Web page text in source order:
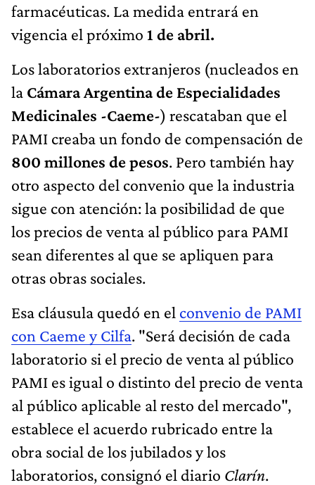
farmacéuticas. La medida entrará en
vigencia el próximo 1 de abril.
Los laboratorios extranjeros (nucleados en
la Cámara Argentina de Especialidades
Medicinales -Caeme-) rescataban que el
PAMI creaba un fondo de compensación de
800 millones de pesos. Pero también hay
otro aspecto del convenio que la industria
sigue con atención: la posibilidad de que
los precios de venta al público para PAMI
sean diferentes al que se apliquen para
otras obras sociales.
Esa cláusula quedó en el convenio de PAMI
con Caeme y Cilfa. "Será decisión de cada
laboratorio si el precio de venta al público
PAMI es igual o distinto del precio de venta
al público aplicable al resto del mercado",
establece el acuerdo rubricado entre la
obra social de los jubilados y los
laboratorios, consignó el diario Clarín.